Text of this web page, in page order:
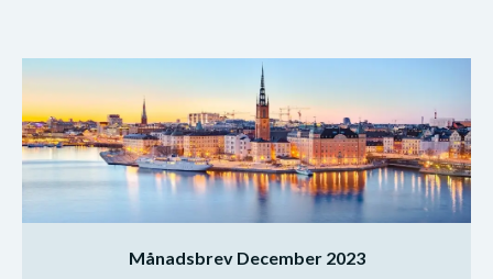
Månadsbrev December 2023